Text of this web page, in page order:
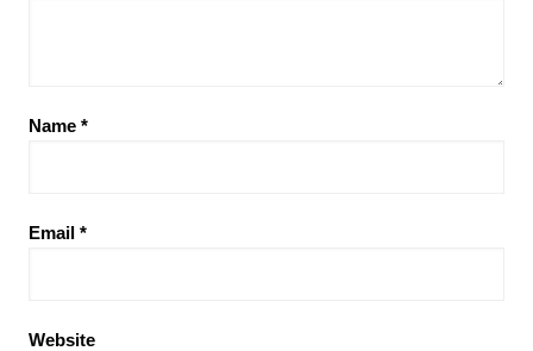
Name *
Email *
Website